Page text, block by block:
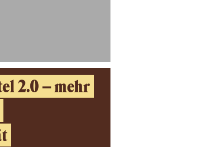
2.0 – mehr